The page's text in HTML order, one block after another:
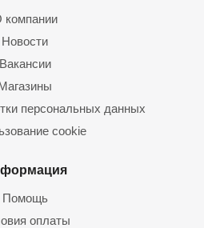
компании
Новости
Вакансии
персональных данных
cookie
Помощь
оплаты